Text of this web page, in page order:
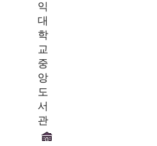
익
대
학
교
중
앙
도
서
관